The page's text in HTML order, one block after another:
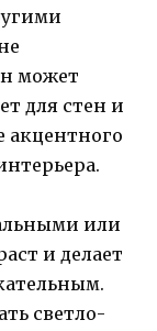
может
для стен и
акцентного
или
и делает
светло-